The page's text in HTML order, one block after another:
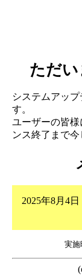
ただ
システムアッ
す。
ユーザーの皆
ンス終了まで今
2025年8月4
実施